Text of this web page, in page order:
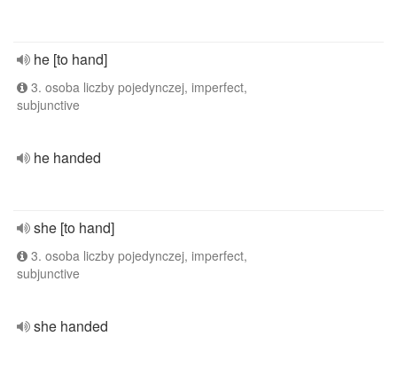
he [to hand]
3. osoba liczby pojedynczej, imperfect,
subjunctive
he handed
she [to hand]
3. osoba liczby pojedynczej, imperfect,
subjunctive
she handed